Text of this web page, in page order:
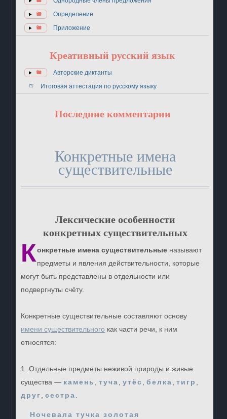
Определение
Приложение
Креативный русский язык
Авторские диктанты
Итоговая аттестация по русскому языку
Последние комментарии
Конкретные имена
существительные
Лексические особенности
конкретных существительных
Конкретные имена существительные называют
предметы и явления действительности, которые
могут быть представлены в отдельности или
подвергнуты счёту.
Конкретные существительные составляют основу
имени существительного как части речи, к ним
относятся:
1. Отдельные предметы неживой природы и живые
существа — камень ,туча ,утёс ,белка ,тигр
друг
,сестра
Ночевала тучка золотая